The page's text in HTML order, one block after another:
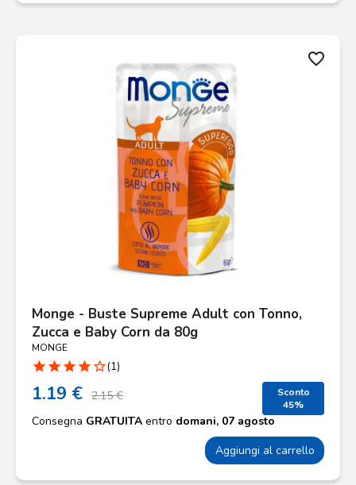
favorite_border
Monge - Buste Supreme Adult con Tonno,
Zucca e Baby Corn da 80g
MONGE
star star star star star_border(1)
1.19 € 2.15 €
Sconto
45%
Consegna GRATUITA entro domani, 07 agosto
Aggiungi al carrello